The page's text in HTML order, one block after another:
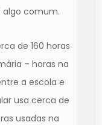
algo comum.
de 160 horas
– horas na
a escola e
usa cerca de
usadas na